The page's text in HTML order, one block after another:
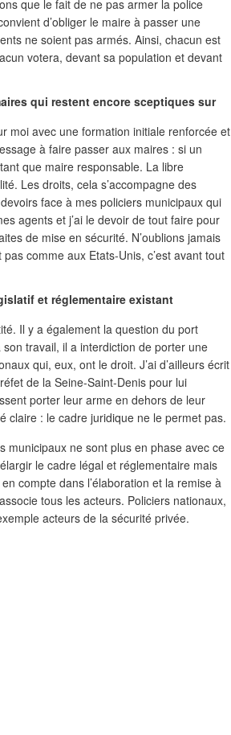
que le fait de ne pas armer la police
d’obliger le maire à passer une
ne soient pas armés. Ainsi, chacun est
votera, devant sa population et devant
qui restent encore sceptiques sur
moi avec une formation initiale renforcée et
à faire passer aux maires : si un
que maire responsable. La libre
Les droits, cela s’accompagne des
face à mes policiers municipaux qui
agents et j’ai le devoir de tout faire pour
de mise en sécurité. N’oublions jamais
comme aux Etats-Unis, c’est avant tout
et réglementaire existant
Il y a également la question du port
son travail, il a interdiction de porter une
qui, eux, ont le droit. J’ai d’ailleurs écrit
de la Seine-Saint-Denis pour lui
porter leur arme en dehors de leur
claire : le cadre juridique ne le permet pas.
municipaux ne sont plus en phase avec ce
le cadre légal et réglementaire mais
compte dans l’élaboration et la remise à
tous les acteurs. Policiers nationaux,
acteurs de la sécurité privée.